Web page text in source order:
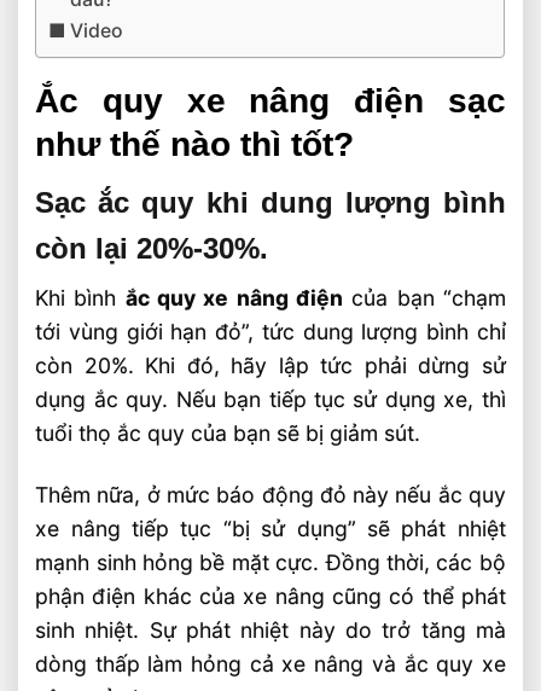
Video
Ắc quy xe nâng điện sạc
như thế nào thì tốt?
Sạc ắc quy khi dung lượng bình
còn lại 20%-30%.
Khi bình ắc quy xe nâng điện của bạn “chạm
tới vùng giới hạn đỏ”, tức dung lượng bình chỉ
còn 20%. Khi đó, hãy lập tức phải dừng sử
dụng ắc quy. Nếu bạn tiếp tục sử dụng xe, thì
tuổi thọ ắc quy của bạn sẽ bị giảm sút.
Thêm nữa, ở mức báo động đỏ này nếu ắc quy
xe nâng tiếp tục “bị sử dụng” sẽ phát nhiệt
mạnh sinh hỏng bề mặt cực. Đồng thời, các bộ
phận điện khác của xe nâng cũng có thể phát
sinh nhiệt. Sự phát nhiệt này do trở tăng mà
dòng thấp làm hỏng cả xe nâng và ắc quy xe